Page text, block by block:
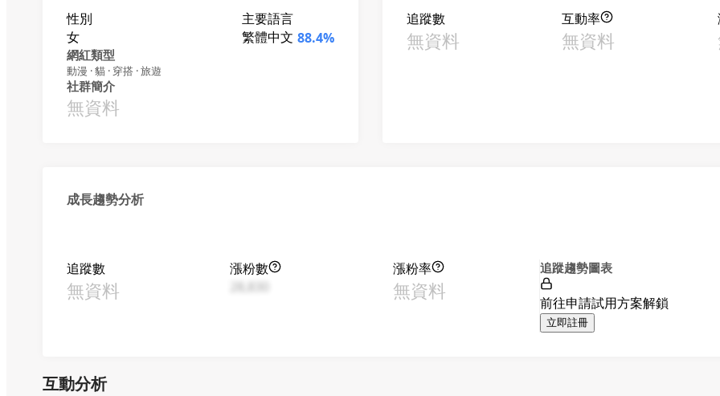
性別
女
主要語言
繁體中文 88.4%
網紅類型
動漫 · 貓 · 穿搭 · 旅遊
社群簡介
無資料
追蹤數
無資料
互動率
無資料
成長趨勢分析
追蹤數
無資料
漲粉數
漲粉率
無資料
追蹤趨勢圖表
前往申請試用方案解鎖
立即註冊
互動分析